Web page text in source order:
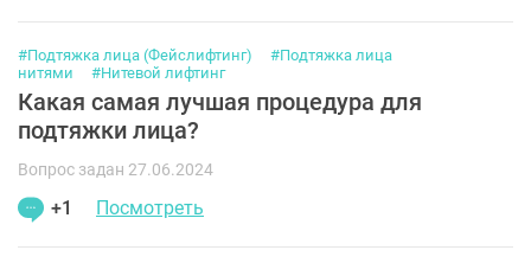
#Подтяжка лица (Фейслифтинг)
#Подтяжка лица
нитями
#Нитевой лифтинг
Какая самая лучшая процедура для
подтяжки лица?
Вопрос задан 27.06.2024
+1 Посмотреть